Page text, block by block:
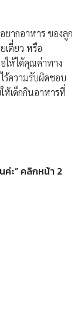
ากอาหาร ของลูก
เตี๋ยว หรือ
ให้ได้คุณค่าทาง
ร้ความรับผิดชอบ
ห้เด็กกินอาหารที่
ค่ะ” คลิกหน้า 2